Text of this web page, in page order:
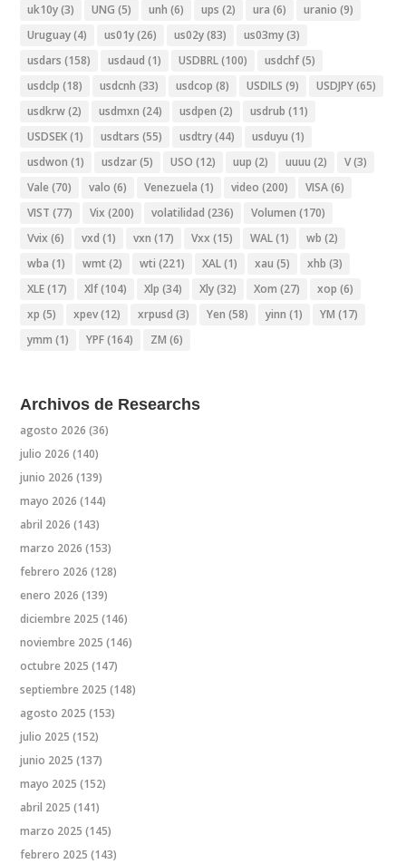
uk10y(3) UNG (5) unh (6) ups (2) ura (6) uranio (9)
Uruguay(4) us01y(26) us02y(83) us03my(3)
usdars (158) usdaud (1) USDBRL(100) usdchf(5)
usdclp (18) usdcnh (33) usdcop (8) USDILS (9) USDJPY(65)
usdkrw(2) usdmxn (24) usdpen (2) usdrub (11)
USDSEK(1) usdtars (55) usdtry(44) usduyu (1)
usdwon (1) usdzar(5) USO (12) uup (2) uuuu (2) V(3)
Vale (70) valo (6) Venezuela (1) video (200) VISA(6)
VIST (77) Vix (200) volatilidad (236) Volumen (170)
Vvix (6) vxd (1) vxn (17) Vxx (15) WAL(1) wb (2)
wba (1) wmt (2) wti (221) XAL(1) xau (5) xhb (3)
XLE(17) Xlf(104) Xlp (34) Xly(32) Xom (27) xop (6)
xp (5) xpev(12) xrpusd (3) Yen (58) yinn (1) YM (17)
ymm (1) YPF(164) ZM (6)
Archivos de Researchs
agosto 2026 (36)
julio 2026 (140)
junio 2026 (139)
mayo 2026 (144)
abril 2026 (143)
marzo 2026 (153)
febrero 2026 (128)
enero 2026 (139)
diciembre 2025 (146)
noviembre 2025 (146)
octubre 2025 (147)
septiembre 2025 (148)
agosto 2025 (153)
julio 2025 (152)
junio 2025 (137)
mayo 2025 (152)
abril 2025 (141)
marzo 2025 (145)
febrero 2025 (143)